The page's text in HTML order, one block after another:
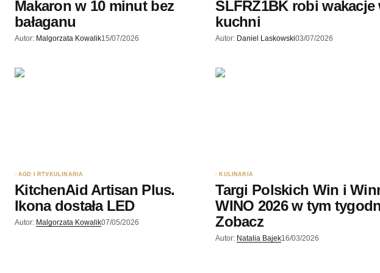
Makaron w 10 minut bez
bałaganu
Autor: Malgorzata Kowalik15/07/2026
SLFRZ1BK robi wakacje
kuchni
Autor: Daniel Laskowski03/07/2026
AGD I RTV KULINARIA
KitchenAid Artisan Plus.
Ikona dostała LED
Autor: Malgorzata Kowalik07/05/2026
KULINARIA
Targi Polskich Win i
WINO 2026 w tym
Zobacz
Autor: Natalia Bajek16/03/2026